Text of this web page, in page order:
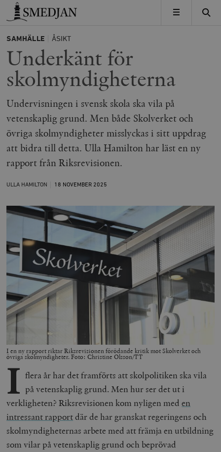
Timbro
MENY
SAMHÄLLE ÅSIKT
Underkänt för
skolmyndigheterna
Undervisningen i svensk skola ska vila på
vetenskaplig grund. Men både Skolverket och
övriga skolmyndigheter misslyckas i sitt uppdrag
att bidra till detta. Ulla Hamilton har läst en ny
rapport från Riksrevisionen.
ULLA HAMILTON 18 NOVEMBER 2025
I en ny rapport riktar Riksrevisionen förödande kritik mot Skolverket och
övriga skolmyndigheter. Foto: Christine Olsson/TT
I flera år har det framförts att skolpolitiken ska vila
på vetenskaplig grund. Men hur ser det ut i
verkligheten? Riksrevisionen kom nyligen meden
intressant rapportdär de har granskat regeringens och
skolmyndigheternas arbete med att främja en utbildning
som vilar på vetenskaplig grund och beprövad